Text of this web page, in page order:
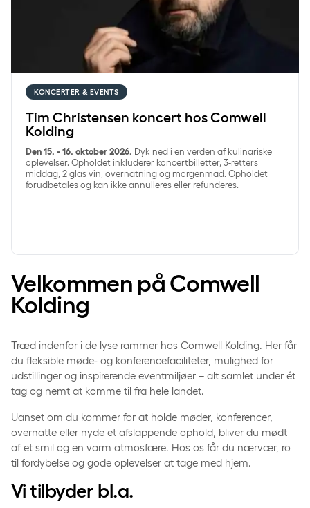
KONCERTER & EVENTS
Tim Christensen koncert hos Comwell
Kolding
Den 15. - 16. oktober 2026. Dyk ned i en verden af kulinariske
oplevelser. Opholdet inkluderer koncertbilletter, 3-retters
middag, 2 glas vin, overnatning og morgenmad. Opholdet
forudbetales og kan ikke annulleres eller refunderes.
Velkommen på Comwell
Kolding
Træd indenfor i de lyse rammer hos Comwell Kolding. Her får
du fleksible møde- og konferencefaciliteter, mulighed for
udstillinger og inspirerende eventmiljøer – alt samlet under ét
tag og nemt at komme til fra hele landet.
Uanset om du kommer for at holde møder, konferencer,
overnatte eller nyde et afslappende ophold, bliver du mødt
af et smil og en varm atmosfære. Hos os får du nærvær, ro
til fordybelse og gode oplevelser at tage med hjem.
Vi tilbyder bl.a.